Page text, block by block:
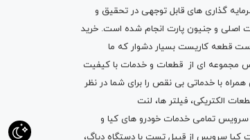
گذاری های قابل توجهی در تحقیق و
اصلی و جنیون پارت انجام شده است. خرید
قطعه کاریست بسیار دشوار که ما
مجموعه ای از قطعات و خدمات با کیفیت
با خدماتی بی نقص را برای شما در نظر
الکتریکی، فیلتر ها، لنت
سرویس تمامی خدمات خودرو های کیا و
کیا سرویس از قبیل تست با دستگاه دیاگ،